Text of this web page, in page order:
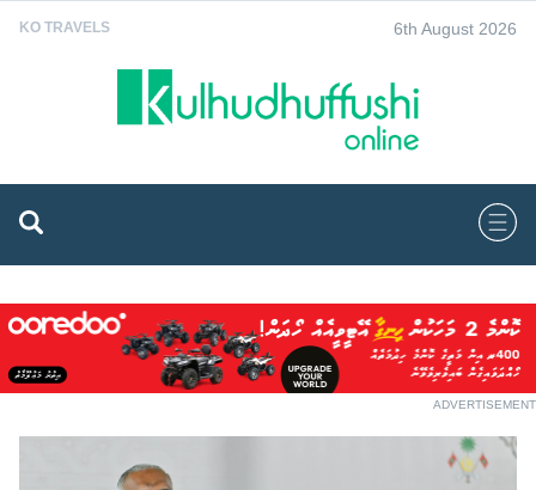
KO TRAVELS 6th August 2026
ADVERTISEMENT